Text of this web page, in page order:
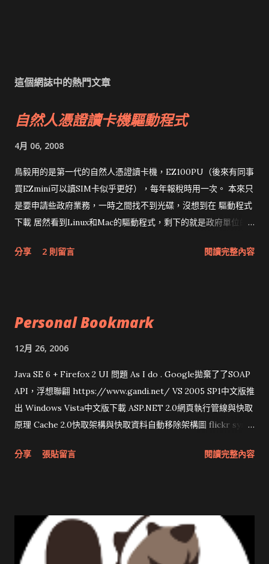
這個網誌中的熱門文章
自然人憑證讀卡機驅動程式
4月 06, 2008
鳥毅用的是第一代的自然人憑證讀卡機，EZ100PU（後來有同事
買EZmini可以讀SIM卡似乎更好），每年報稅時用一次。 本來只
是要申請些政府業務，一時之間找不到光碟，沒想到在 驅動程式
下載 居然看到Linux和Mac的驅動程式，剩下的就是政府單位的
分享 2 則留言 閱讀完整內容
Personal Bookmark
12月 26, 2006
Java SE 6 + Firefox 2 UI 問題 As I do . Google拋棄了了SOAP
API，浮想聯翩 https://www.gandi.net/ VS 2005 SP1中文版推
出 Windows Vista中文版下載 ASP.NET 2.0網頁執行管線與快取
原理 Cache 2.0快取架構與快取資料自動移除架構圖 flickr sync
圖治推動改革 Wait and see 國內某SOC疑遭駭客入侵 大砲開講
分享 張貼留言 閱讀完整內容